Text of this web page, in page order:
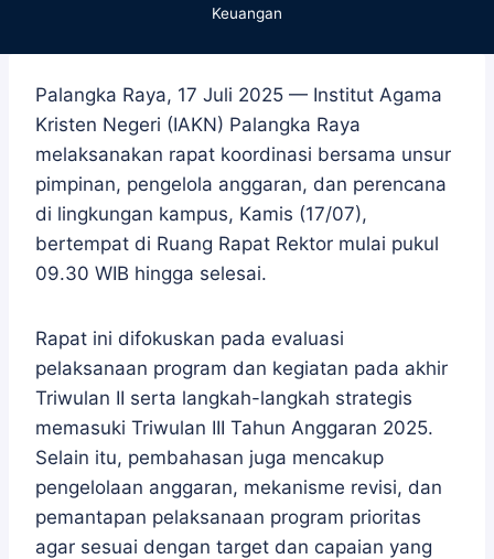
Keuangan
Palangka Raya, 17 Juli 2025 — Institut Agama
Kristen Negeri (IAKN) Palangka Raya
melaksanakan rapat koordinasi bersama unsur
pimpinan, pengelola anggaran, dan perencana
di lingkungan kampus, Kamis (17/07),
bertempat di Ruang Rapat Rektor mulai pukul
09.30 WIB hingga selesai.
Rapat ini difokuskan pada evaluasi
pelaksanaan program dan kegiatan pada akhir
Triwulan II serta langkah-langkah strategis
memasuki Triwulan III Tahun Anggaran 2025.
Selain itu, pembahasan juga mencakup
pengelolaan anggaran, mekanisme revisi, dan
pemantapan pelaksanaan program prioritas
agar sesuai dengan target dan capaian yang